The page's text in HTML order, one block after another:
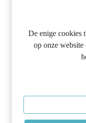
De enige cookies
op onze